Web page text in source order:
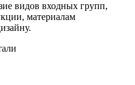
видов входных групп,
материалам